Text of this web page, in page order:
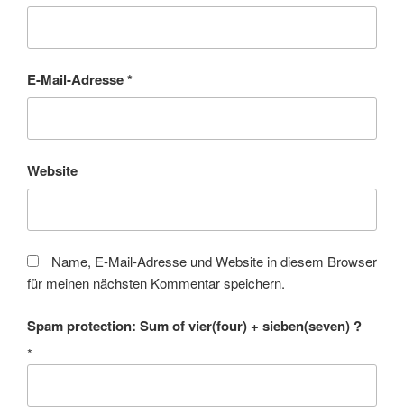
E-Mail-Adresse*
Website
Name, E-Mail-Adresse und Website in diesem Browser
für meinen nächsten Kommentar speichern.
Spam protection: Sum of vier(four) + sieben(seven) ?
*